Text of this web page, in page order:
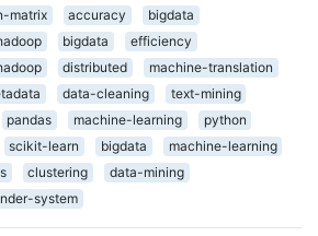
matrix accuracy
bigdata
bigdata
efficiency
distributed
machine-translation
data-cleaning
text-mining
pandas machine-learning
python
scikit-learn bigdata
machine-learning
clustering
data-mining
system